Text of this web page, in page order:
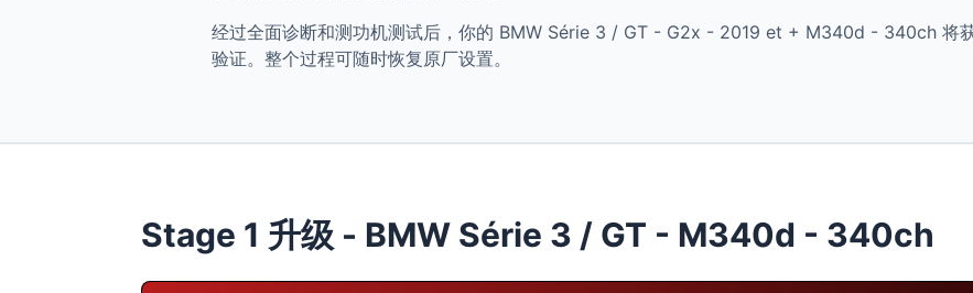
经过全面诊断和测功机测试后，你的 BMW Série 3 / GT - G2x - 2019 et + M340d - 340ch 将
验证。整个过程可随时恢复原厂设置。
Stage 1 升级 - BMW Série 3 / GT - M340d - 340ch